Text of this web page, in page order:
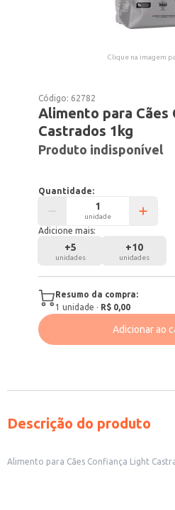
Clique na imagem
Código: 62782
Alimento para Cães
Castrados 1kg
Produto indisponível
Quantidade:
unidade
Adicione mais:
+5
unidades
+10
unidades
Resumo da compra:
1 unidade · R$ 0,00
Adicionar ao
Descrição do produto
Alimento para Cães Confiança Light